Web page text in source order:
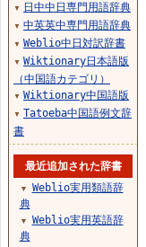
▼ 日中中日専門用語辞典
▼ 中英英中専門用語辞典
▼ Weblio中日対訳辞書
▼ Wiktionary日本語版
（中国語カテゴリ）
▼ Wiktionary中国語版
▼ Tatoeba中国語例文辞
書
最近追加された辞書
▼
Weblio実用類語辞
典
▼
Weblio実用英語辞
典